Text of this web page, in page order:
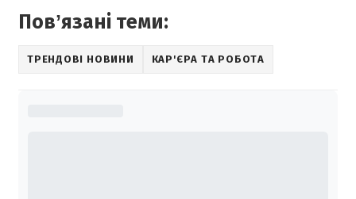
Повʼязані теми:
ТРЕНДОВІ НОВИНИ КАР'ЄРА ТА РОБОТА